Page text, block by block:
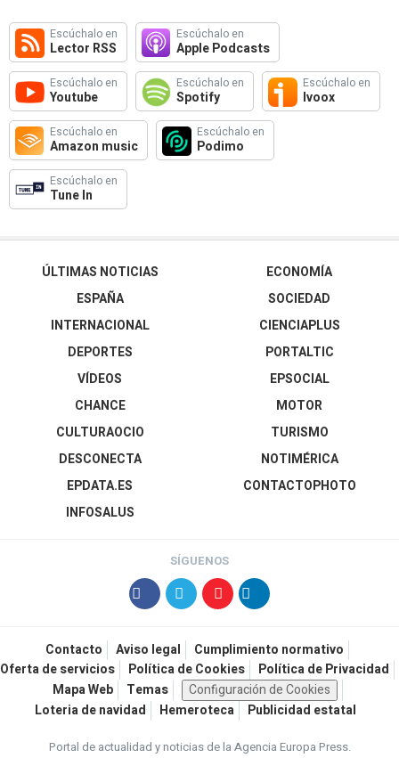
Escúchalo en
Lector RSS
Escúchalo en
Apple Podcasts
Escúchalo en
Youtube
Escúchalo en
Spotify
Escúchalo en
Ivoox
Escúchalo en
Amazon music
Escúchalo en
Podimo
Escúchalo en
Tune In
ÚLTIMAS NOTICIAS
ESPAÑA
INTERNACIONAL
DEPORTES
VÍDEOS
ECONOMÍA
SOCIEDAD
CIENCIAPLUS
PORTALTIC
EPSOCIAL
CHANCE
CULTURAOCIO
DESCONECTA
EPDATA.ES
INFOSALUS
MOTOR
TURISMO
NOTIMÉRICA
CONTACTOPHOTO
SÍGUENOS
Contacto Aviso legal
Cumplimiento normativo
Oferta de servicios
Política de Cookies
Política de Privacidad
Mapa Web
Temas
Configuración de Cookies
Loteria de navidad
Hemeroteca Publicidad estatal
Portal de actualidad y noticias de la Agencia Europa Press.